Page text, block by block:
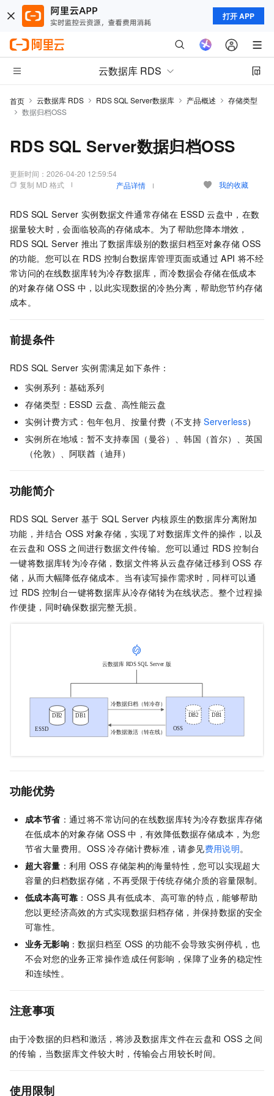
打开 APP
云数据库 RDS
首页 云数据库 RDS RDS SQL Server数据库 产品概述
存储类型
数据归档OSS
RDS SQL Server数据归档OSS
更新时间： 2026-04-20 12:59:54
复制 MD 格式
产品详情 我的收藏
RDS SQL Server 实例数据文件通常存储在 ESSD 云盘中，在数
据量较大时，会面临较高的存储成本。为了帮助您降本增效，
RDS SQL Server 推出了数据库级别的数据归档至对象存储 OSS
的功能。您可以在 RDS 控制台数据库管理页面或通过 API 将不经
常访问的在线数据库转为冷存数据库，而冷数据会存储在低成本
的对象存储 OSS 中，以此实现数据的冷热分离，帮助您节约存储
成本。
前提条件
RDS SQL Server 实例需满足如下条件：
实例系列：基础系列
存储类型：ESSD 云盘、高性能云盘
实例计费方式：包年包月、按量付费（不支持 Serverless）
实例所在地域：暂不支持泰国（曼谷）、韩国（首尔）、英国
（伦敦）、阿联酋（迪拜）
功能简介
RDS SQL Server 基于 SQL Server 内核原生的数据库分离附加
功能，并结合 OSS 对象存储，实现了对数据库文件的操作，以及
在云盘和 OSS 之间进行数据文件传输。您可以通过 RDS 控制台
一键将数据库转为冷存储，数据文件将从云盘存储迁移到 OSS 存
储，从而大幅降低存储成本。当有读写操作需求时，同样可以通
过 RDS 控制台一键将数据库从冷存储转为在线状态。整个过程操
作便捷，同时确保数据完整无损。
功能优势
成本节省：通过将不常访问的在线数据库转为冷存数据库存储
在低成本的对象存储 OSS 中，有效降低数据存储成本，为您
节省大量费用。OSS 冷存储计费标准，请参见费用说明。
超大容量 ：利用 OSS 存储架构的海量特性，您可以实现超大
容量的归档数据存储，不再受限于传统存储介质的容量限制。
低成本高可靠 ：OSS 具有低成本、高可靠的特点，能够帮助
您以更经济高效的方式实现数据归档存储，并保持数据的安全
可靠性。
业务无影响 ：数据归档至 OSS 的功能不会导致实例停机，也
不会对您的业务正常操作造成任何影响，保障了业务的稳定性
和连续性。
注意事项
由于冷数据的归档和激活，将涉及数据库文件在云盘和 OSS 之间
的传输，当数据库文件较大时，传输会占用较长时间。
使用限制